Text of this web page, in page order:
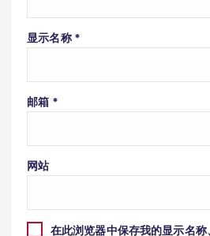
显示名称 *
邮箱 *
网站
在此浏览器中保存我的显示名